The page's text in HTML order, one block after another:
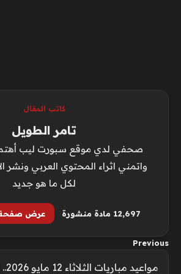
كاتب المقال
تامر الطويل
صحفي لدي موقع سبورت ليب أهتم
واتمني اثراء المحتوي العربي ونشر
لكل ما هو جديد
12٬697 مادة منشورة عرض صفحة
Previous